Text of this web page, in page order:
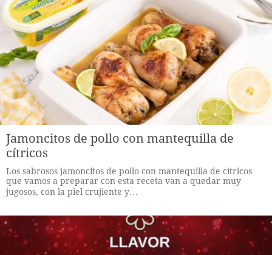
Jamoncitos de pollo con mantequilla de
cítricos
Los sabrosos jamoncitos de pollo con mantequilla de cítricos
que vamos a preparar con esta receta van a quedar muy
jugosos, con la piel crujiente y…